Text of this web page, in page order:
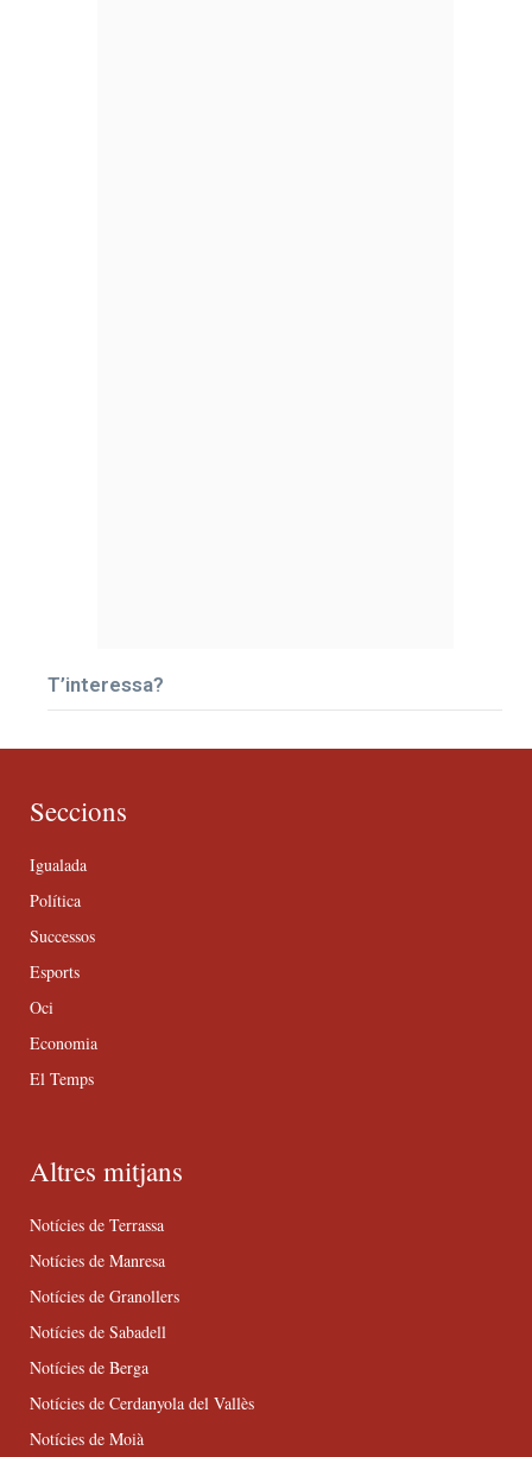
T’interessa?
Seccions
Igualada
Política
Successos
Esports
Oci
Economia
El Temps
Altres mitjans
Notícies de Terrassa
Notícies de Manresa
Notícies de Granollers
Notícies de Sabadell
Notícies de Berga
Notícies de Cerdanyola del Vallès
Notícies de Moià